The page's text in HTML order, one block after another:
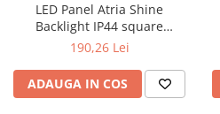
Iluminat fonoabsorbant
Familia June
Familia Lirena
LED Panel Atria Shine
Backlight IP44 square
190x190mm 11,2W 900lm190,26 Lei
ADAUGA IN COS